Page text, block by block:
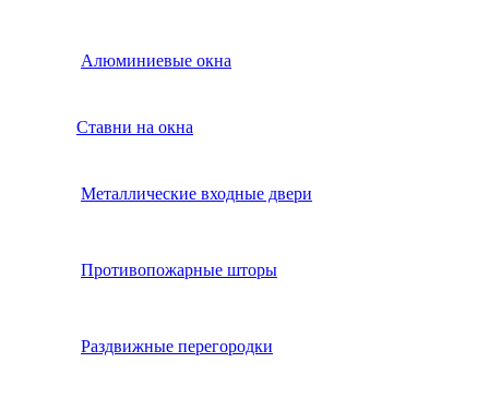
Алюминиевые окна
Ставни на окна
Металлические входные двери
Противопожарные шторы
Раздвижные перегородки